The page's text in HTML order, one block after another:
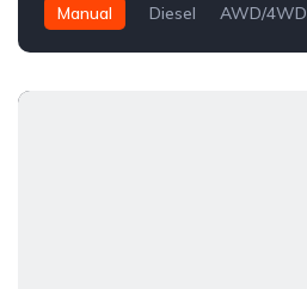
Manual Diesel AWD/4WD